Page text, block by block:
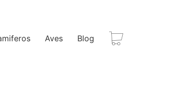
Aves Blog